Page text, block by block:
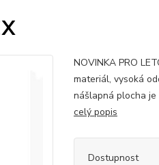
NOVINKA PRO
materiál, vysoká
nášlapná plocha je
celý popis
Dostupnost